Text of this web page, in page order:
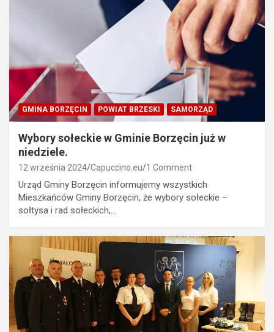
GMINA BORZĘCIN POWIAT BRZESKI SAMORZĄD
Wybory sołeckie w Gminie Borzęcin już w
niedziele.
12 września 2024 Capuccino.eu 1 Comment
Urząd Gminy Borzęcin informujemy wszystkich
Mieszkańców Gminy Borzęcin, że wybory sołeckie –
sołtysa i rad sołeckich,…